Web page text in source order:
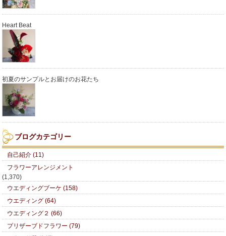
Heart Beat
初夏のサンプルとお届けのお花たち
ブログカテゴリー
自己紹介 (11)
フラワーアレンジメント
(1,370)
ウエディングブーケ (158)
ウエディング (64)
ウエディング２ (66)
プリザーブドフラワー (79)